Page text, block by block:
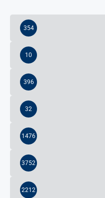
354
10
396
32
1476
3752
2212